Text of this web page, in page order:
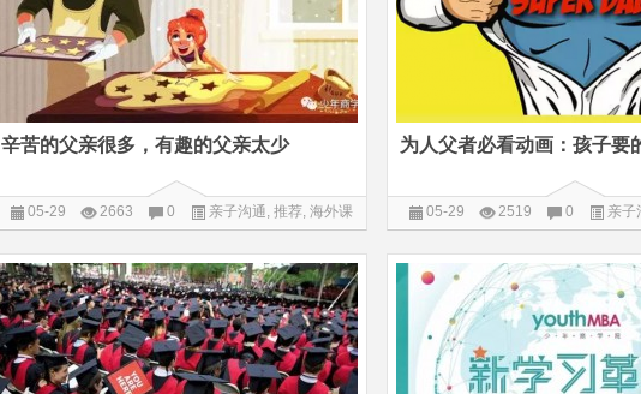
辛苦的父亲很多，有趣的父亲太少
05-29 2663 0 亲子沟通 推荐, 海外课
堂
05-29 2519 0 亲子
堂